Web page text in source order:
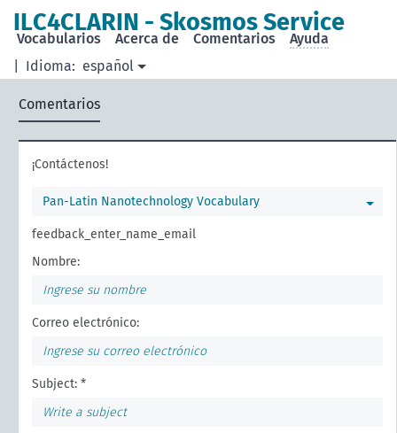
ILC4CLARIN - Skosmos Service
Idioma: español
Vocabularios Acerca de Comentarios Ayuda
Comentarios
¡Contáctenos!
Pan-Latin Nanotechnology Vocabulary
feedback_enter_name_email
Nombre:
Correo electrónico:
Subject: *